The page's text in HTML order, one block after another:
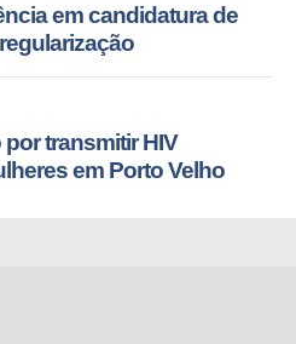
em candidatura de
transmitir HIV
em Porto Velho